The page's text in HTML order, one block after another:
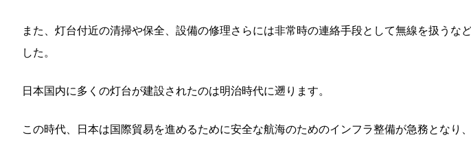
また、灯台付近の清掃や保全、設備の修理さらには非常時の連絡手段として無線を扱うなど
した。
日本国内に多くの灯台が建設されたのは明治時代に遡ります。
この時代、日本は国際貿易を進めるために安全な航海のためのインフラ整備が急務となり